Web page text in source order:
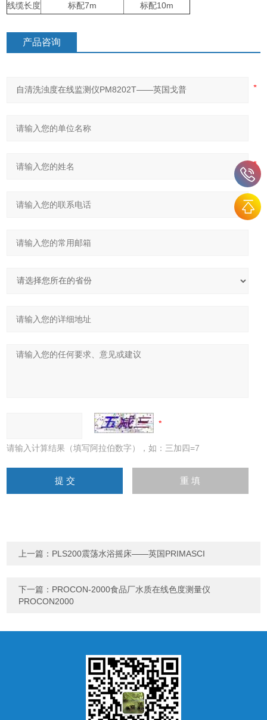
线缆长度
标配7m 标配10m
产品咨询
请输入计算结果（填写阿拉伯数字），如：三加四=7
上一篇： PLS200震荡水浴摇床——英国PRIMASCI
下一篇： PROCON-2000食品厂水质在线色度测量仪
PROCON2000